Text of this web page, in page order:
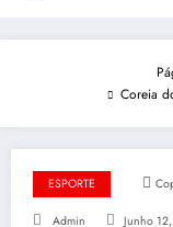
Coreia
ESPORTE
Admin Junho